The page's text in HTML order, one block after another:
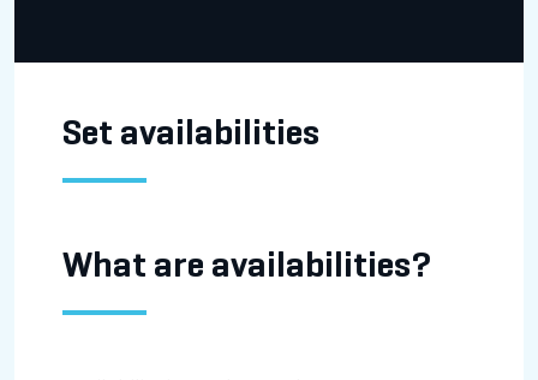
Set availabilities
What are availabilities?